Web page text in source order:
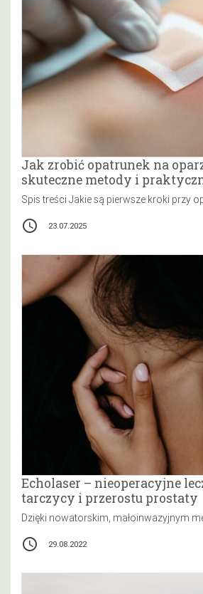
Jak zrobić opatrunek na
skuteczne metody i
access_time 23.07.2025
Echolaser – nieoperacyjne
tarczycy i przerostu prostaty
access_time 29.08.2022